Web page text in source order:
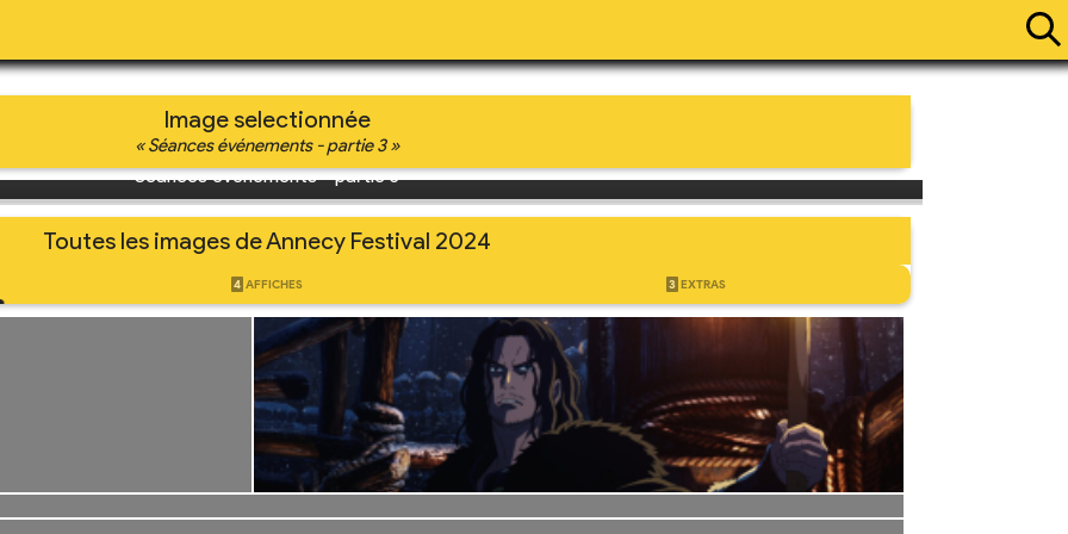
IMAGES VIDÉOS AVIS
Image selectionnée
« Séances événements - partie 3 »
Séances événements - partie 3
Toutes les images de Annecy Festival 2024
4 AFFICHES 3 EXTRAS